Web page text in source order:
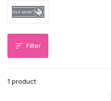
Filter
1 product